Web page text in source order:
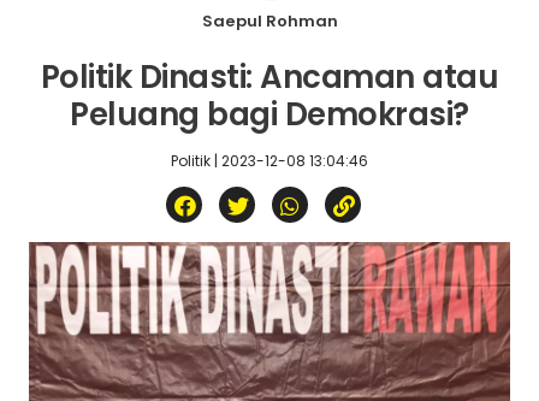
Saepul Rohman
Politik Dinasti: Ancaman atau
Peluang bagi Demokrasi?
Politik | 2023-12-08 13:04:46
Sejarah
Kuliner
Wisata
Eduaksi
Info
Terkini